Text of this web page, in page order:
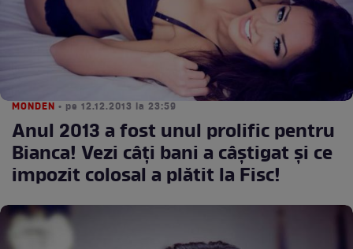
MONDEN • pe 12.12.2013 la 23:59
Anul 2013 a fost unul prolific pentru
Bianca! Vezi câţi bani a câştigat şi ce
impozit colosal a plătit la Fisc!